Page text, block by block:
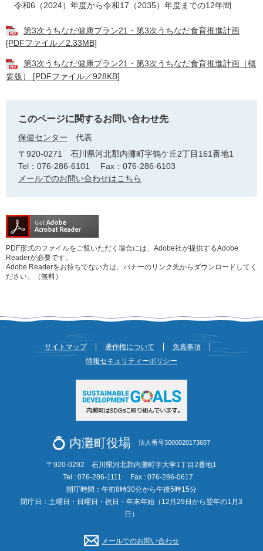
令和6（2024）年度から令和17（2035）年度までの12年間
第3次うちなだ健康プラン21・第3次うちなだ食育推進計画
[PDFファイル／2.33MB]
第3次うちなだ健康プラン21・第3次うちなだ食育推進計画（概
要版） [PDFファイル／928KB]
このページに関するお問い合わせ先
保健センター
代表
〒920-0271
石川県河北郡内灘町字鶴ケ丘2丁目161番地1
Tel：076-286-6101
Fax：076-286-6103
メールでのお問い合わせはこちら
PDF形式のファイルをご覧いただく場合には、Adobe社が提供するAdobe
Readerが必要です。
Adobe Readerをお持ちでない方は、バナーのリンク先からダウンロードしてく
ださい。（無料）
サイトマップ 著作権について
免責事項
情報セキュリティーポリシー
内灘町役場 法人番号3000020173657
〒920-0292 石川県河北郡内灘町字大学1丁目2番地1
Tel : 076-286-1111
Fax : 076-286-0617
開庁時間：午前8時30分から午後5時15分
閉庁日：土曜日・日曜日・祝日・年末年始（12月29日から翌年の1月3
日）
メールでのお問い合わせ